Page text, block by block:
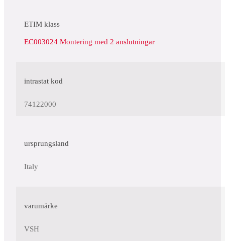
ETIM klass
EC003024 Montering med 2 anslutningar
intrastat kod
74122000
ursprungsland
Italy
varumärke
VSH